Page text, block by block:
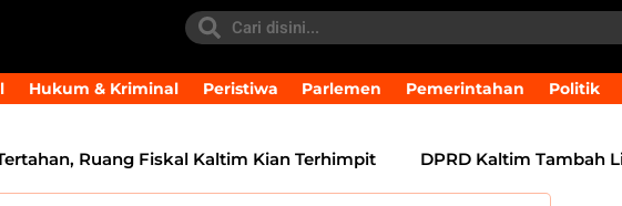
Hukum & Kriminal Peristiwa Parlemen Pemerintahan Politik
Ruang Fiskal Kaltim Kian Terhimpit DPRD Kaltim Tambah